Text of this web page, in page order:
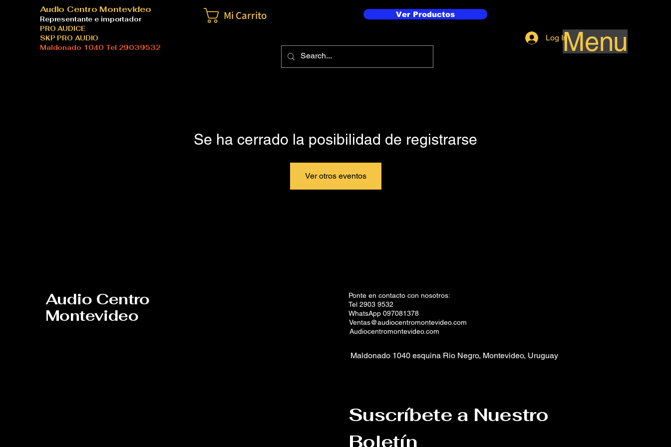
Audio Centro Montevideo
Representante e importador
PRO AUDICE
SKP PRO AUDIO
Maldonado 1040 Tel 29039532
Mi Carrito Ver Productos
Menu
Log In
Se ha cerrado la posibilidad de registrarse
Ver otros eventos
Audio Centro
Montevideo
Ponte en contacto con nosotros:
Tel 2903 9532
WhatsApp 097081378
Ventas@audiocentromontevideo.com
Audiocentromontevideo.com
Maldonado 1040 esquina Rio Negro, Montevideo, Uruguay
Suscríbete a Nuestro
Boletín